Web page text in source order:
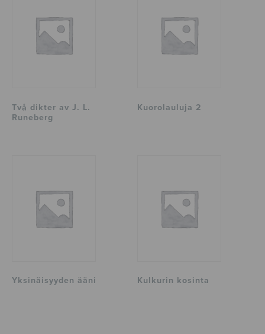
Två dikter av J. L.
Runeberg
Kuorolauluja 2
Yksinäisyyden ääni Kulkurin kosinta